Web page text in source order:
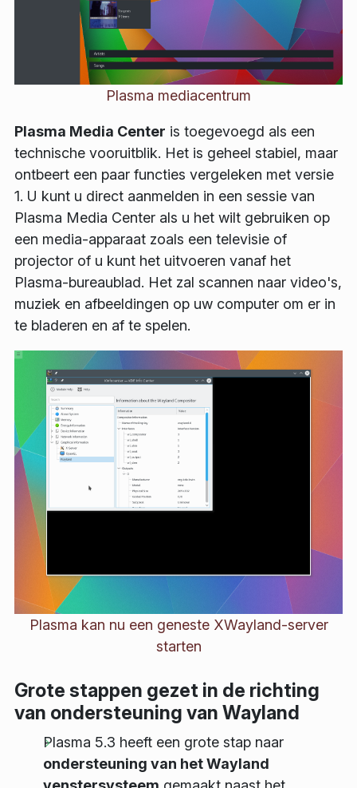
Plasma mediacentrum
Plasma Media Center is toegevoegd als een
technische vooruitblik. Het is geheel stabiel, maar
ontbeert een paar functies vergeleken met versie
1. U kunt u direct aanmelden in een sessie van
Plasma Media Center als u het wilt gebruiken op
een media-apparaat zoals een televisie of
projector of u kunt het uitvoeren vanaf het
Plasma-bureaublad. Het zal scannen naar video's,
muziek en afbeeldingen op uw computer om er in
te bladeren en af te spelen.
Plasma kan nu een geneste XWayland-server
starten
Grote stappen gezet in de richting
van ondersteuning van Wayland
Plasma 5.3 heeft een grote stap naar
ondersteuning van het Wayland